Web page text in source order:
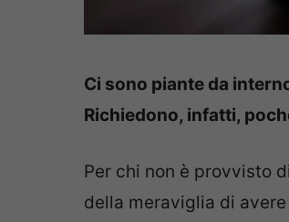
Ci sono piante da
Richiedono, infatti,
Per chi non è provvisto di
della meraviglia di